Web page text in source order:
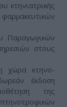
κτηνιατρικής
Παραγωγικών
στους
χώρα κτηνο-
έκδοση
της